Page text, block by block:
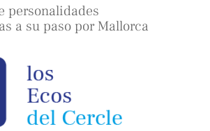
personalidades
a su paso por Mallorca